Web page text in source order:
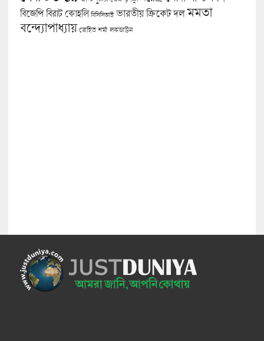
বিজেপি বিরাট কোহলি বিসিসিআই ভারতীয় ক্রিকেট দল মমতা
বন্দ্যোপাধ্যায় রোহিত শর্মা লকডাউন